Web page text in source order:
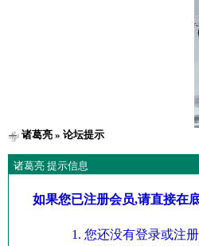
诸葛亮» 论坛提示
诸葛亮 提示信息
如果您已注册会员,请直接在
您还没有登录或注